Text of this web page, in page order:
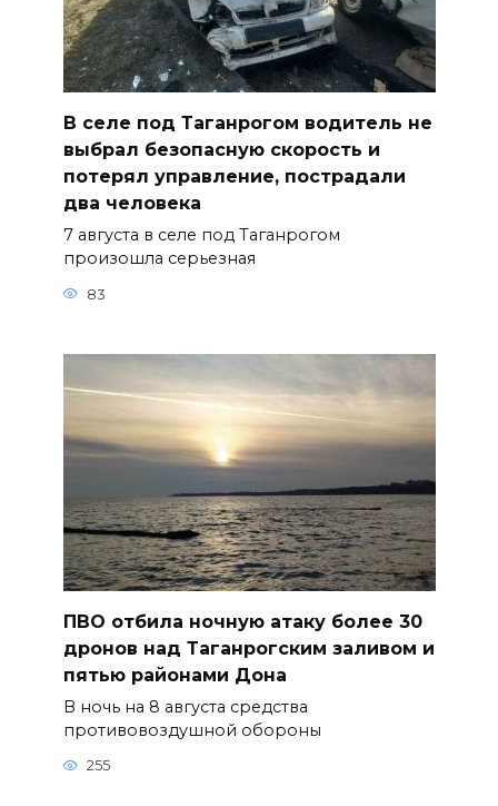
В селе под Таганрогом водитель не
выбрал безопасную скорость и
потерял управление, пострадали
два человека
7 августа в селе под Таганрогом
произошла серьезная
83
ПВО отбила ночную атаку более 30
дронов над Таганрогским заливом и
пятью районами Дона
В ночь на 8 августа средства
противовоздушной обороны
255